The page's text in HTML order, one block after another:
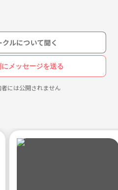
ルについて聞く
メッセージを送る
には公開されません